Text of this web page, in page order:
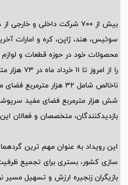
سوئیس، هند، ژاپن، کره و امارات
محصولات خود در حوزه قطعات و
را از امروز
ناخالص شامل 32 هزار
شش هزار مترمربع فضای مفید
بازدیدکنندگان، متخصصان و فعالان این
این رویداد به عنوان مهم ترین
سازی کشور، بستری برای تجمیع
بازیگران زنجیره ارزش و تسهیل